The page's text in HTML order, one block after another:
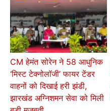
CM हेमंत सोरेन ने 58 आधुनिक
‘मिस्ट टेक्नोलॉजी’ फायर टेंडर
वाहनों को दिखाई हरी झंडी,
झारखंड अग्निशमन सेवा को मिली